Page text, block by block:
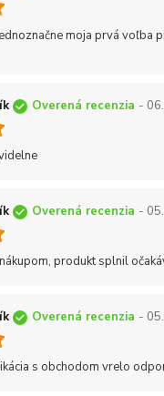
moja prvá voľba
Overená recenzia -
Overená recenzia -
produkt splnil
Overená recenzia -
s obchodom vrelo